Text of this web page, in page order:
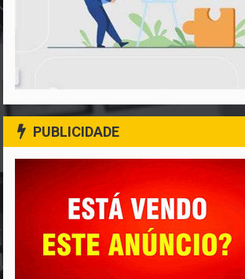
PUBLICIDADE